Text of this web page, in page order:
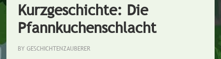
Kurzgeschichte: Die
Pfannkuchenschlacht
BY GESCHICHTENZAUBERER